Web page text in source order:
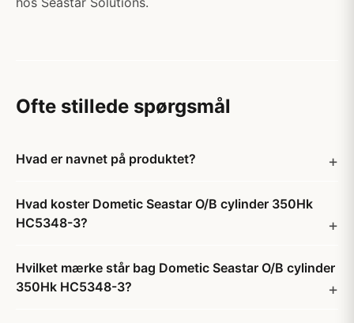
Ofte stillede spørgsmål
Hvad er navnet på produktet?
Hvad koster Dometic Seastar O/B cylinder 350Hk
HC5348-3?
Hvilket mærke står bag Dometic Seastar O/B cylinder
350Hk HC5348-3?